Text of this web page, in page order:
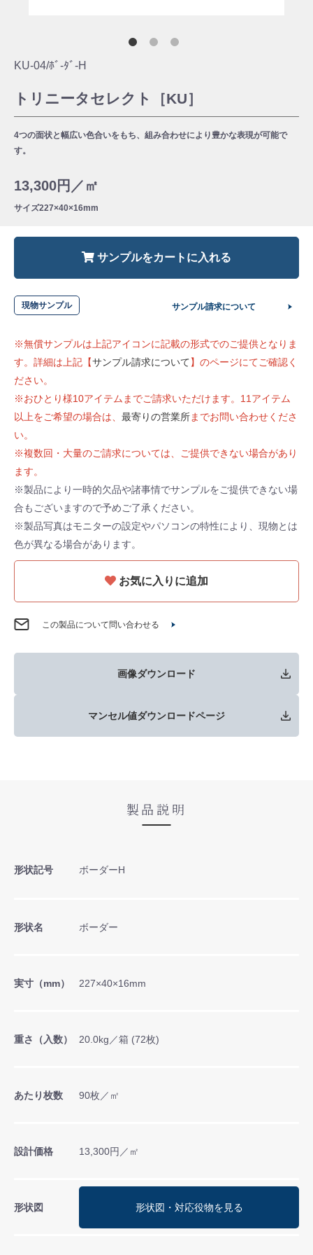
KU-04/ﾎﾞ-ﾀﾞ-H
トリニータセレクト［KU］
4つの面状と幅広い色合いをもち、組み合わせにより豊かな表現が可能で
す。
13,300円／㎡
サイズ227×40×16mm
サンプルをカートに入れる
現物サンプル サンプル請求について
※無償サンプルは上記アイコンに記載の形式でのご提供となりま
す。詳細は上記【サンプル請求について】のページにてご確認く
ださい。
※おひとり様10アイテムまでご請求いただけます。11アイテム
以上をご希望の場合は、 最寄りの営業所までお問い合わせくださ
い。
※複数回・大量のご請求については、ご提供できない場合があり
ます。
※製品により一時的欠品や諸事情でサンプルをご提供できない場
合もございますので予めご了承ください。
※製品写真はモニターの設定やパソコンの特性により、現物とは
色が異なる場合があります。
お気に入りに追加
この製品について問い合わせる
画像ダウンロード
マンセル値ダウンロードページ
製品説明
形状記号 ボーダーH
形状名 ボーダー
実寸（mm） 227×40×16mm
重さ（入数） 20.0kg／箱 (72枚)
あたり枚数 90枚／㎡
設計価格 13,300円／㎡
形状図 形状図・対応役物を見る